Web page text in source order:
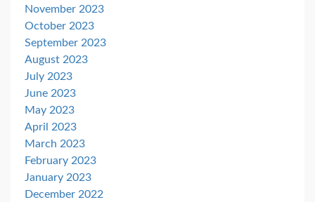
November 2023
October 2023
September 2023
August 2023
July 2023
June 2023
May 2023
April 2023
March 2023
February 2023
January 2023
December 2022